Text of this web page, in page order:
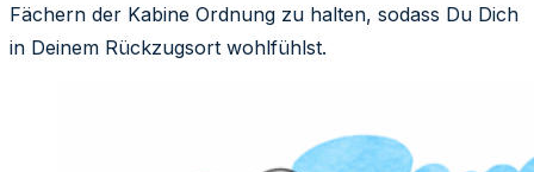
Fächern der Kabine Ordnung zu halten, sodass Du Dich
in Deinem Rückzugsort wohlfühlst.